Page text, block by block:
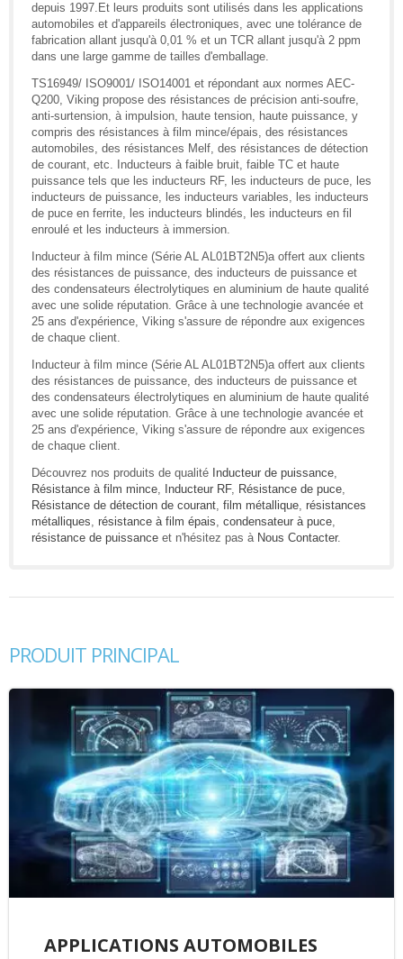
depuis 1997.Et leurs produits sont utilisés dans les applications
automobiles et d'appareils électroniques, avec une tolérance de
fabrication allant jusqu'à 0,01 % et un TCR allant jusqu'à 2 ppm
dans une large gamme de tailles d'emballage.
TS16949/ ISO9001/ ISO14001 et répondant aux normes AEC-
Q200, Viking propose des résistances de précision anti-soufre,
anti-surtension, à impulsion, haute tension, haute puissance, y
compris des résistances à film mince/épais, des résistances
automobiles, des résistances Melf, des résistances de détection
de courant, etc. Inducteurs à faible bruit, faible TC et haute
puissance tels que les inducteurs RF, les inducteurs de puce, les
inducteurs de puissance, les inducteurs variables, les inducteurs
de puce en ferrite, les inducteurs blindés, les inducteurs en fil
enroulé et les inducteurs à immersion.
Inducteur à film mince (Série AL AL01BT2N5)a offert aux clients
des résistances de puissance, des inducteurs de puissance et
des condensateurs électrolytiques en aluminium de haute qualité
avec une solide réputation. Grâce à une technologie avancée et
25 ans d'expérience, Viking s'assure de répondre aux exigences
de chaque client.
Inducteur à film mince (Série AL AL01BT2N5)a offert aux clients
des résistances de puissance, des inducteurs de puissance et
des condensateurs électrolytiques en aluminium de haute qualité
avec une solide réputation. Grâce à une technologie avancée et
25 ans d'expérience, Viking s'assure de répondre aux exigences
de chaque client.
Découvrez nos produits de qualité Inducteur de puissance,
Résistance à film mince, Inducteur RF, Résistance de puce,
Résistance de détection de courant, film métallique, résistances
métalliques, résistance à film épais, condensateur à puce,
résistance de puissance et n'hésitez pas à Nous Contacter.
PRODUIT PRINCIPAL
APPLICATIONS AUTOMOBILES